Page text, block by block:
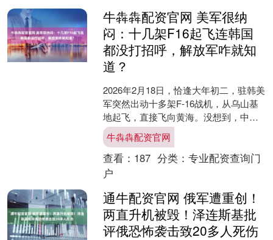
牛犇犇配资官网 美军很纳
闷：十几架F16起飞连韩国
都没打招呼，解放军咋就知
道？
2026年2月18日，恰逢大年初二，驻韩美
军突然出动十多架F-16战机，从乌山基
地起飞，直接飞向黄海。没想到，中国
战机很快出现，双方在公海上空展开了
一场短暂的对....
牛犇犇配资官网
查看： 187 分类： 专业配资查询门
户
通牛配资官网 俄军遭重创！
两直升机被毁！泽连斯基批
评俄恐怖袭击致20多人死伤